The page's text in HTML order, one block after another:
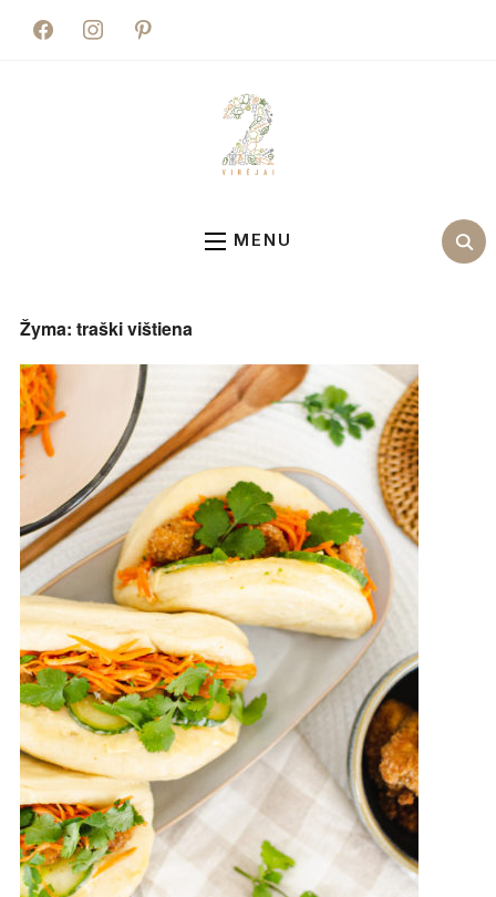
facebookinstagrampinterest
MENU
Žyma: traški vištiena